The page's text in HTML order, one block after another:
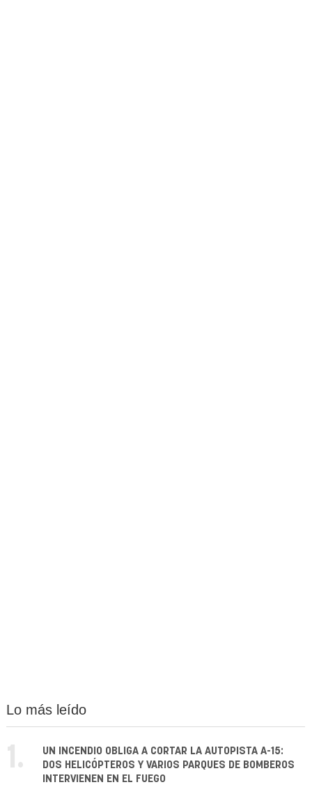
Lo más leído
1.
UN INCENDIO OBLIGA A CORTAR LA AUTOPISTA A-15:
DOS HELICÓPTEROS Y VARIOS PARQUES DE BOMBEROS
INTERVIENEN EN EL FUEGO